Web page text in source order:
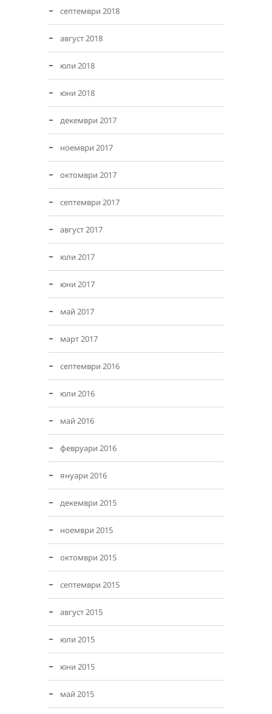
септември 2018
август 2018
юли 2018
юни 2018
декември 2017
ноември 2017
октомври 2017
септември 2017
август 2017
юли 2017
юни 2017
май 2017
март 2017
септември 2016
юли 2016
май 2016
февруари 2016
януари 2016
декември 2015
ноември 2015
октомври 2015
септември 2015
август 2015
юли 2015
юни 2015
май 2015